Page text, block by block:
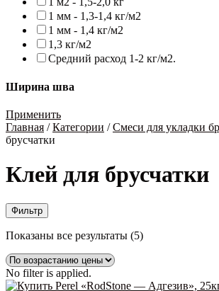
1 мм - 1,3-1,4 кг/м2
1 мм - 1,4 кг/м2
1,3 кг/м2
Средний расход 1-2 кг/м2.
Ширина шва
Применить
Главная /Категории /Смеси для укладки
брусчатки
Клей для брусчатки
Фильтр
Показаны все результаты (5)Цены:
No filter is applied.